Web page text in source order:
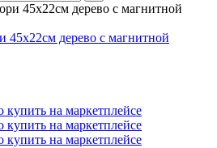
45х22см дерево с магнитной